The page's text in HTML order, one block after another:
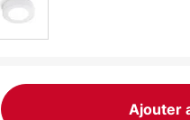
Ajouter